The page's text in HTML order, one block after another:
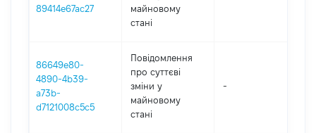
89414e67ac27
майновому
стані
86649e80-
4890-4b39-
a73b-
d7121008c5c5
Повідомлення
про суттєві
зміни y
майновому
стані
-